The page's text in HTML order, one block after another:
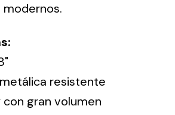
resistente
con gran volumen